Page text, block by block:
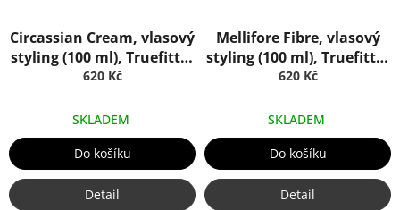
Circassian Cream, vlasový
styling (100 ml), Truefitt &
Hill
620 Kč
SKLADEM
Do košíku
Detail
Mellifore Fibre, vlasový
styling (100 ml), Truefitt &
Hill
620 Kč
SKLADEM
Do košíku
Detail